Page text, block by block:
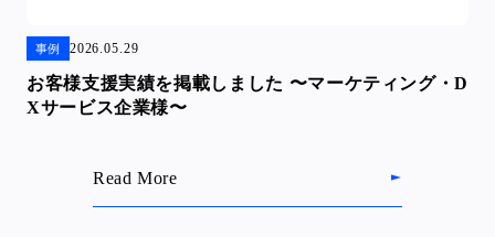
事例 2026.05.29
お客様支援実績を掲載しました 〜マーケティング・D
Xサービス企業様〜
Read More